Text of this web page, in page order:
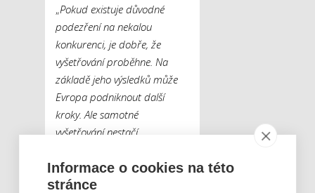
„Pokud existuje důvodné
podezření na nekalou
konkurenci, je dobře, že
vyšetřování proběhne. Na
základě jeho výsledků může
Evropa podniknout další
kroky. Ale samotné
vyšetřování nestačí.
dalšího postupu. Včetně
přiznání si toho, že Evropská
Informace o cookies na této
stránce